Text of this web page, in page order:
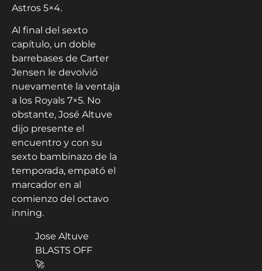
Astros 5×4.
Al final del sexto
capítulo, un doble
barrebases de Carter
Jensen le devolvió
nuevamente la ventaja
a los Royals 7×5. No
obstante, José Altuve
dijo presente el
encuentro y con su
sexto bambinazo de la
temporada, empató el
marcador en al
comienzo del octavo
inning.
Jose Altuve
BLASTS OFF
🚀